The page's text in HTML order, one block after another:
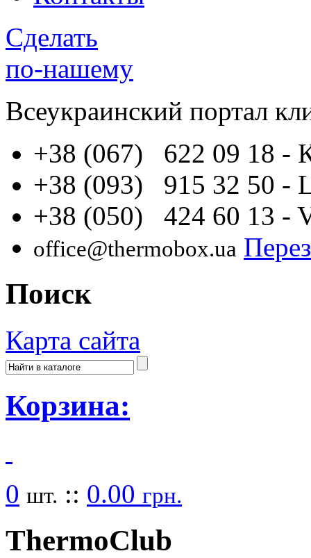
Сделать
по-нашему
Всеукраинский портал
+38 (067) 622 09 18 -
+38 (093) 915 32 50 -
+38 (050) 424 60 13 -
office@thermobox.ua
Поиск
Карта сайта
Корзина:
0 шт. :: 0.00 грн.
ThermoClub